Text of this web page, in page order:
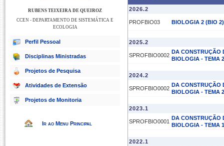
RUBENS TEIXEIRA DE QUEIROZ
CCEN - DEPARTAMENTO DE SISTEMÁTICA E
ECOLOGIA
Perfil Pessoal
Disciplinas Ministradas
Projetos de Pesquisa
Atividades de Extensão
Projetos de Monitoria
Ir ao Menu Principal
2026.2
PROFBIO03 BIOLOGIA 2 (BIO 2)
2025.2
SPROFBIO0002
DA CONSTRUÇÃO
BIOLOGIA - TEMA 2
2024.2
SPROFBIO0002
DA CONSTRUÇÃO
BIOLOGIA - TEMA 2
2023.1
SPROFBIO0001
DA CONSTRUÇÃO
BIOLOGIA - TEMA 1
2022.1